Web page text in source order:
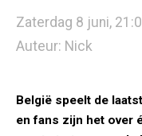
Zaterdag 8 juni,
Auteur: Nick
België speelt de
en fans zijn het over